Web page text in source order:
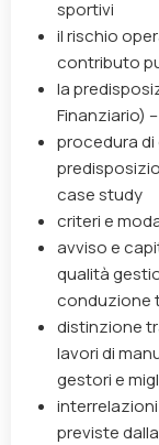
sportivi
il rischio
contributo
la
Finanziario)
procedura di
case study
criteri e
avviso e
qualità
conduzione
distinzione
lavori di
gestori e
previste